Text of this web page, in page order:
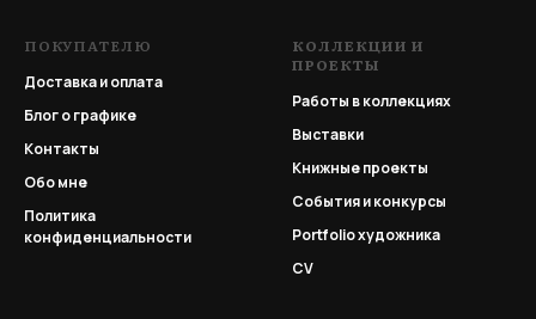
ПОКУПАТЕЛЮ
Доставка и оплата
Блог о графике
Контакты
Обо мне
Политика
конфиденциальности
КОЛЛЕКЦИИ И
ПРОЕКТЫ
Работы в коллекциях
Выставки
Книжные проекты
События и конкурсы
Portfolioхудожника
CV